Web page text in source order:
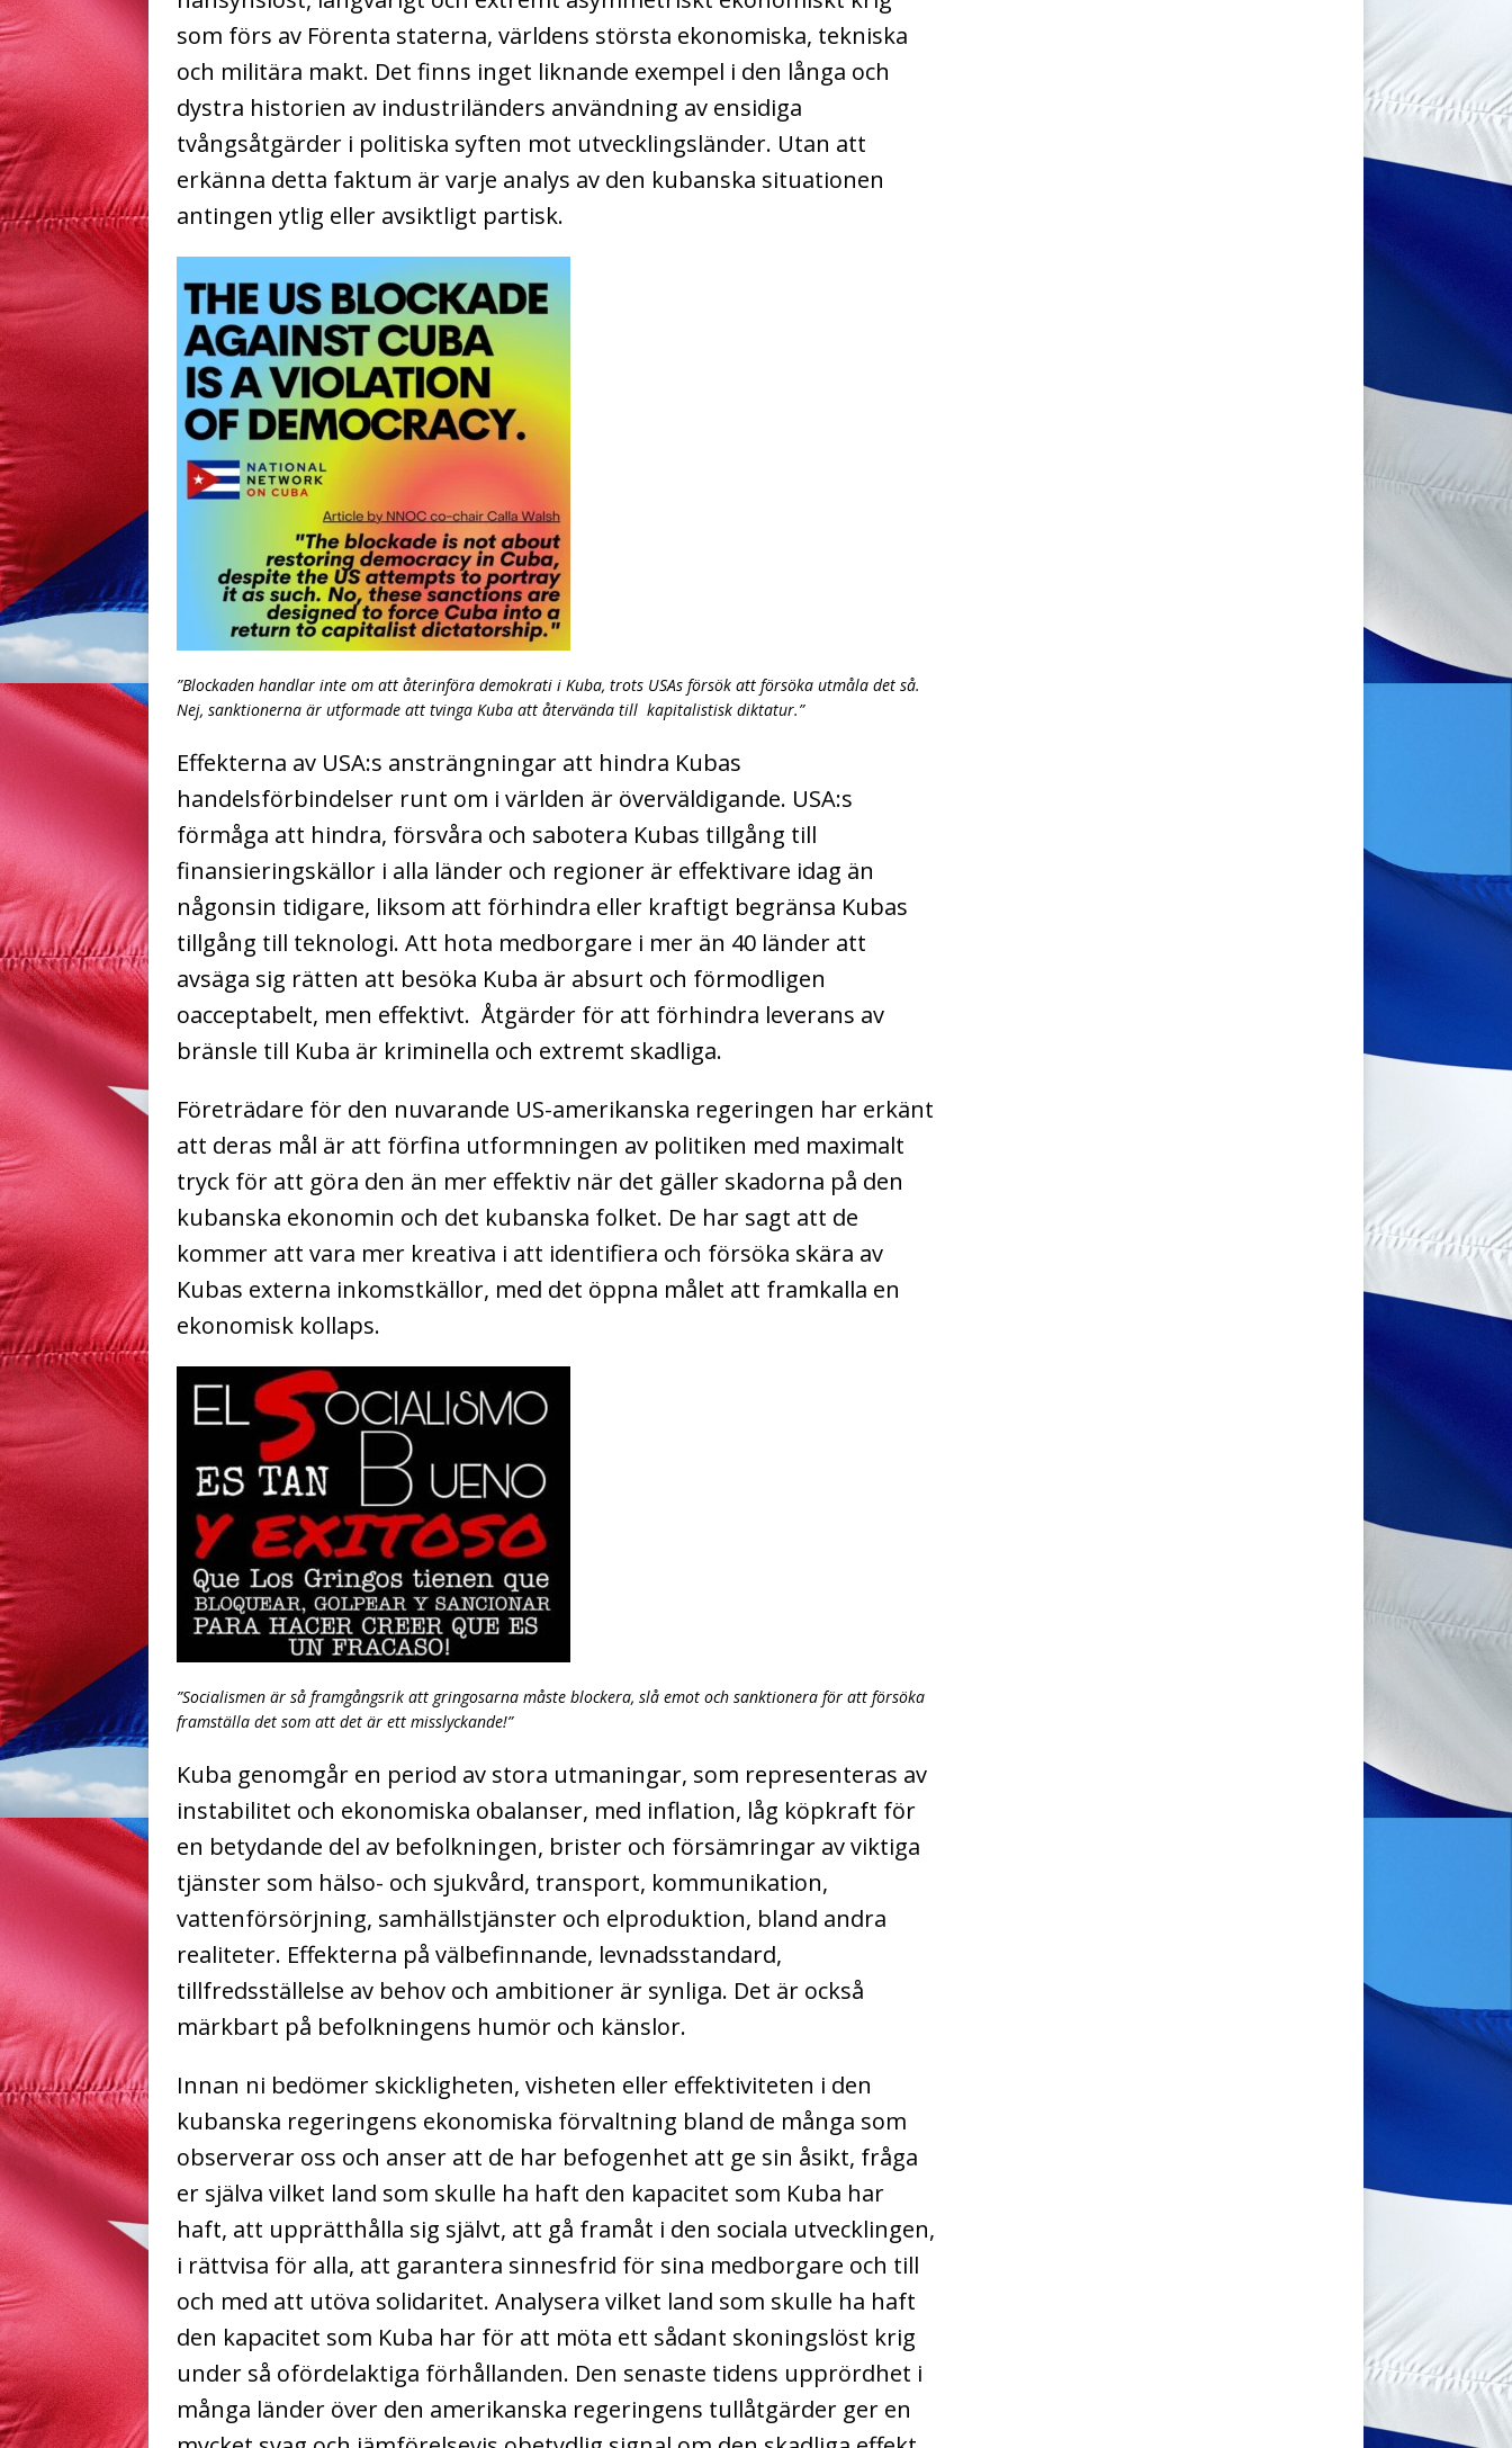
som förs av Förenta staterna, världens största ekonomiska, tekniska
och militära makt. Det finns inget liknande exempel i den långa och
dystra historien av industriländers användning av ensidiga
tvångsåtgärder i politiska syften mot utvecklingsländer. Utan att
erkänna detta faktum är varje analys av den kubanska situationen
antingen ytlig eller avsiktligt partisk.
”Blockaden handlar inte om att återinföra demokrati i Kuba, trots USAs försök att försöka utmåla det så.
Nej, sanktionerna är utformade att tvinga Kuba att återvända till kapitalistisk diktatur.”
Effekterna av USA:s ansträngningar att hindra Kubas
handelsförbindelser runt om i världen är överväldigande. USA:s
förmåga att hindra, försvåra och sabotera Kubas tillgång till
finansieringskällor i alla länder och regioner är effektivare idag än
någonsin tidigare, liksom att förhindra eller kraftigt begränsa Kubas
tillgång till teknologi. Att hota medborgare i mer än 40 länder att
avsäga sig rätten att besöka Kuba är absurt och förmodligen
oacceptabelt, men effektivt. Åtgärder för att förhindra leverans av
bränsle till Kuba är kriminella och extremt skadliga.
Företrädare för den nuvarande US-amerikanska regeringen har erkänt
att deras mål är att förfina utformningen av politiken med maximalt
tryck för att göra den än mer effektiv när det gäller skadorna på den
kubanska ekonomin och det kubanska folket. De har sagt att de
kommer att vara mer kreativa i att identifiera och försöka skära av
Kubas externa inkomstkällor, med det öppna målet att framkalla en
ekonomisk kollaps.
”Socialismen är så framgångsrik att gringosarna måste blockera, slå emot och sanktionera för att försöka
framställa det som att det är ett misslyckande!”
Kuba genomgår en period av stora utmaningar, som representeras av
instabilitet och ekonomiska obalanser, med inflation, låg köpkraft för
en betydande del av befolkningen, brister och försämringar av viktiga
tjänster som hälso- och sjukvård, transport, kommunikation,
vattenförsörjning, samhällstjänster och elproduktion, bland andra
realiteter. Effekterna på välbefinnande, levnadsstandard,
tillfredsställelse av behov och ambitioner är synliga. Det är också
märkbart på befolkningens humör och känslor.
Innan ni bedömer skickligheten, visheten eller effektiviteten i den
kubanska regeringens ekonomiska förvaltning bland de många som
observerar oss och anser att de har befogenhet att ge sin åsikt, fråga
er själva vilket land som skulle ha haft den kapacitet som Kuba har
haft, att upprätthålla sig självt, att gå framåt i den sociala utvecklingen,
i rättvisa för alla, att garantera sinnesfrid för sina medborgare och till
och med att utöva solidaritet. Analysera vilket land som skulle ha haft
den kapacitet som Kuba har för att möta ett sådant skoningslöst krig
under så ofördelaktiga förhållanden. Den senaste tidens upprördhet i
många länder över den amerikanska regeringens tullåtgärder ger en